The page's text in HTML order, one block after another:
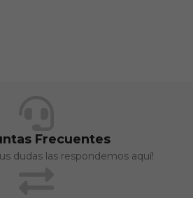
Frecuentes
dudas las respondemos aquí!